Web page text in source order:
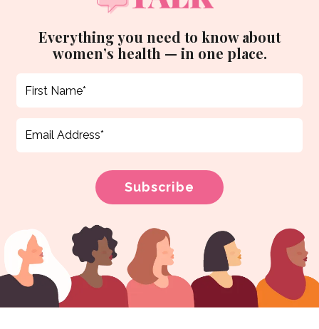
Everything you need to know about
women’s health — in one place.